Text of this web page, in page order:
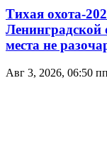
Тихая охота-
Ленинградской
места не
Авг 3, 2026, 06:50 пп